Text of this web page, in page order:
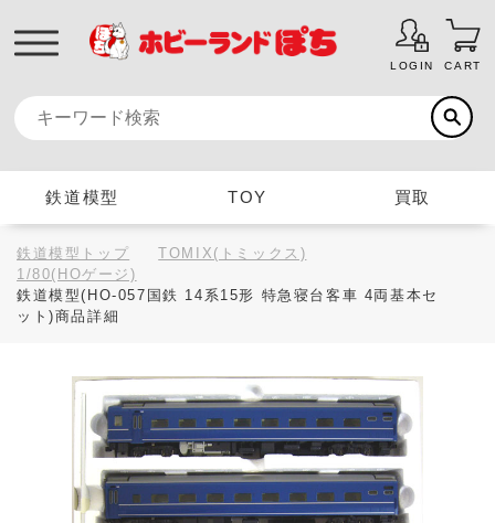
LOGIN CART
鉄道模型 TOY 買取
鉄道模型トップ
TOMIX(トミックス)
1/80(HOゲージ)
鉄道模型(HO-057国鉄 14系15形 特急寝台客車 4両基本セ
ット)商品詳細